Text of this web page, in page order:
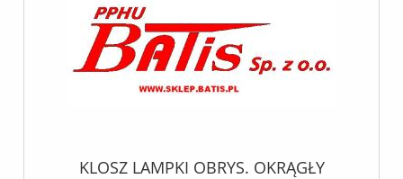
KLOSZ LAMPKI OBRYS. OKRĄGŁY